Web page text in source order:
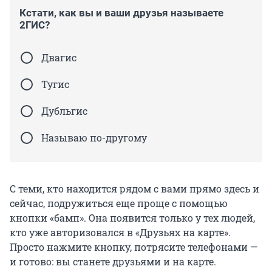
Кстати, как вы и ваши друзья называете
2ГИС?
Двагис
Тугис
Дубльгис
Называю по-другому
С теми, кто находится рядом с вами прямо здесь и
сейчас, подружиться еще проще с помощью
кнопки «бамп». Она появится только у тех людей,
кто уже авторизовался в «Друзьях на карте».
Просто нажмите кнопку, потрясите телефонами —
и готово: вы станете друзьями и на карте.